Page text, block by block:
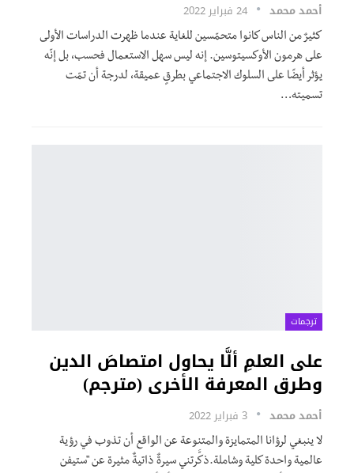
أحمد محمد 24 فبراير 2022
كثيرٌ من الناس كانوا متحمّسين للغاية عندما ظهرت الدراسات الأولى
على هرمون الأوكسيتوسين. إنه ليس سهل الاستعمال فحسب، بل إنّه
يؤثر أيضًا على السلوك الاجتماعي بطرقٍ عميقة، لدرجة أن تمّت
تسميته…
ترجمات
على العلمِ ألَّا يحاول امتصاصَ الدين
وطرق المعرفة الأخرى (مترجم)
أحمد محمد 3 فبراير 2022
لا ينبغي لرؤانا المتمايزة والمتنوعة عن الواقع أن تذوب في رؤية
عالمية واحدة كلية وشاملة.ذكَّرتني سيرةٌ ذاتيةٌ مثيرة عن "ستيفن